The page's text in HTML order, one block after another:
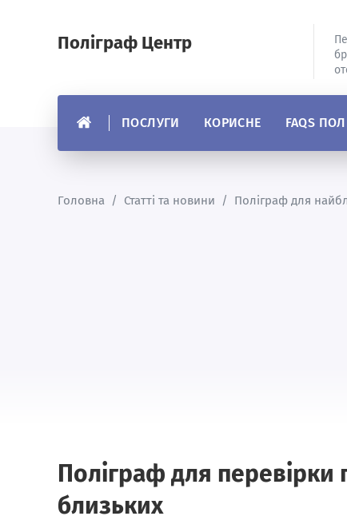
Поліграф Центр
ПОСЛУГИ КОРИСНЕ FAQS
Головна / Статті та новини / Поліграф для
Поліграф для перевірки
близьких